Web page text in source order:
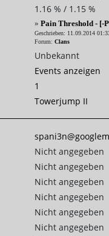
1.16 % / 1.15 %
» Pain Threshold - [-
Geschrieben: 11.09.2014
Forum: Clans
Unbekannt
Events anzeigen
1
Towerjump II
Nicht angegeben
Nicht angegeben
Nicht angegeben
Nicht angegeben
Nicht angegeben
Nicht angegeben